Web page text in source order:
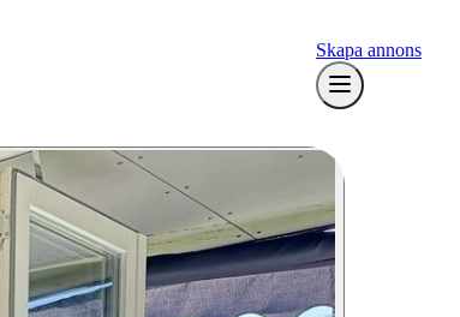
Skapa annons